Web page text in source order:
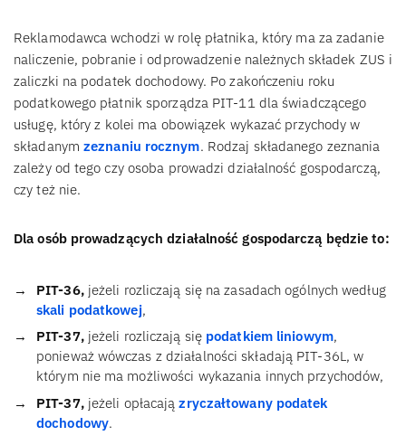
Reklamodawca wchodzi w rolę płatnika, który ma za zadanie
naliczenie, pobranie i odprowadzenie należnych składek ZUS i
zaliczki na podatek dochodowy. Po zakończeniu roku
podatkowego płatnik sporządza PIT-11 dla świadczącego
usługę, który z kolei ma obowiązek wykazać przychody w
składanym zeznaniu rocznym. Rodzaj składanego zeznania
zależy od tego czy osoba prowadzi działalność gospodarczą,
czy też nie.
Dla osób prowadzących działalność gospodarczą będzie to:
PIT-36, jeżeli rozliczają się na zasadach ogólnych według
skali podatkowej,
PIT-37, jeżeli rozliczają się podatkiem liniowym,
ponieważ wówczas z działalności składają PIT-36L, w
którym nie ma możliwości wykazania innych przychodów,
PIT-37,jeżeli opłacają zryczałtowany podatek
dochodowy.